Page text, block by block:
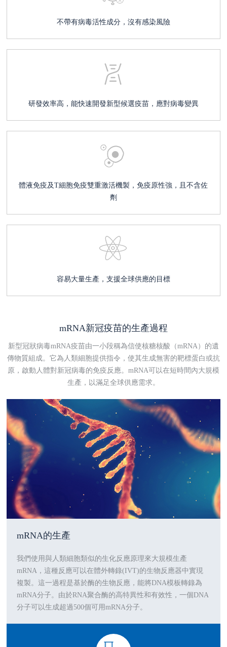
不帶有病毒活性成分，沒有感染風險
研發效率高，能快速開發新型候選疫苗，應對病毒變異
體液免疫及T細胞免疫雙重激活機製，免疫原性強，且不含佐
劑
容易大量生產，支援全球供應的目標
mRNA新冠疫苗的生產過程
新型冠狀病毒mRNA疫苗由一小段稱為信使核糖核酸（mRNA）的遺
傳物質組成。它為人類細胞提供指令，使其生成無害的靶標蛋白或抗
原，啟動人體對新冠病毒的免疫反應。mRNA可以在短時間內大規模
生產，以滿足全球供應需求。
mRNA的生產
我們使用與人類細胞類似的生化反應原理來大規模生產
mRNA，這種反應可以在體外轉錄(IVT)的生物反應器中實現
複製。這一過程是基於酶的生物反應，能將DNA模板轉錄為
mRNA分子。由於RNA聚合酶的高特異性和有效性，一個DNA
分子可以生成超過500個可用mRNA分子。